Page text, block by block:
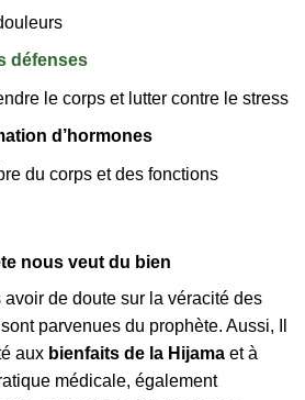
défenses
le corps et lutter contre le stress
d’hormones
du corps et des fonctions
nous veut du bien
avoir de doute sur la véracité des
parvenues du prophète. Aussi, Il
aux bienfaits de la Hijama et à
médicale, également